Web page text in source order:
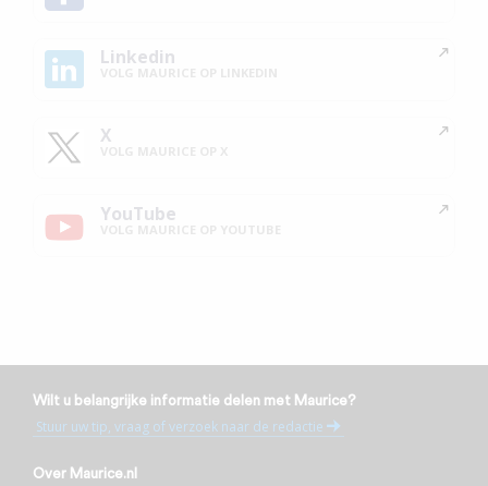
Linkedin
X
YouTube
Wilt u belangrijke informatie delen met Maurice?
Stuur uw tip, vraag of verzoek naar de redactie
Over Maurice.nl